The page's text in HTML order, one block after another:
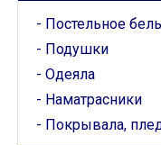
Постельное
Подушки
Одеяла
Наматрасники
Покрывала,